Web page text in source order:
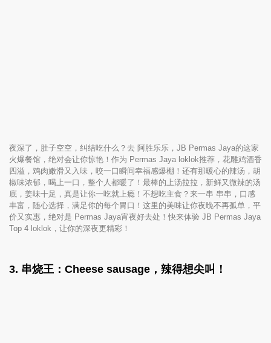
夜深了，肚子空空，纠结吃什么？去 阿胜乐乐，JB Permas Jaya的这家
火爆餐馆，绝对会让你惊艳！作为 Permas Jaya loklok推荐，花雕鸡酒香
四溢，鸡肉嫩滑又入味，咬一口瞬间幸福感爆棚！还有那暖心的辣汤，胡
椒味浓郁，喝上一口，整个人都暖了！最棒的上汤拉拉，新鲜又微辣的汤
底，姜味十足，真是让你一吃就上瘾！不想吃主食？来一串 串串，口感
丰富，随心选择，满足你的每个胃口！这里的美味让你夜晚不再孤单，平
价又实惠，绝对是 Permas Jaya宵夜好去处！快来体验 JB Permas Jaya
Top 4 loklok，让你的深夜更精彩！
3. 串烧王：Cheese sausage，辣得想尖叫！